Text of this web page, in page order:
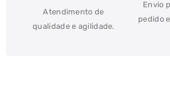
Atendimento de
qualidade e agilidade.
Envio
pedido